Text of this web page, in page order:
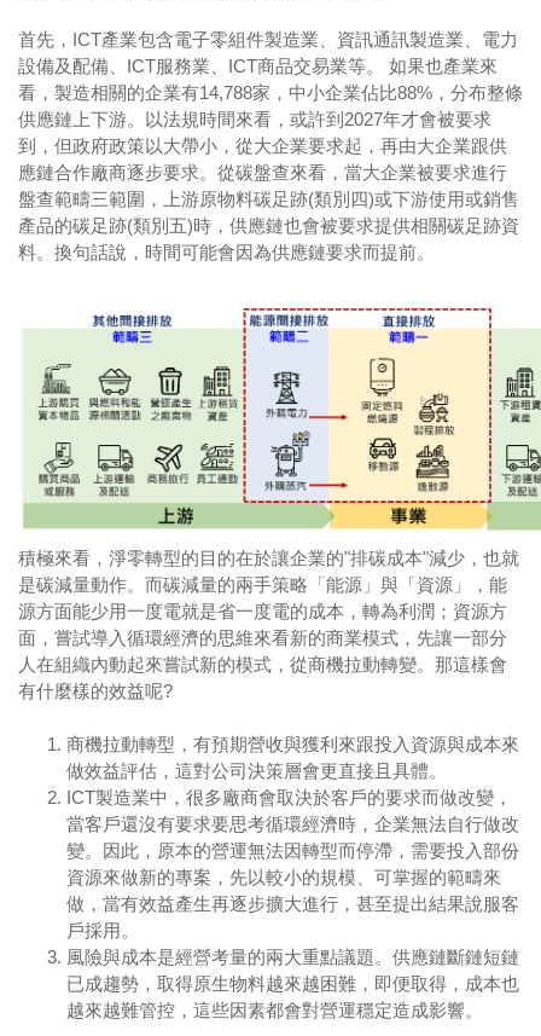
首先，ICT產業包含電子零組件製造業、資訊通訊製造業、電力
設備及配備、ICT服務業、ICT商品交易業等。 如果也產業來
看，製造相關的企業有14,788家，中小企業佔比88%，分布整條
供應鏈上下游。以法規時間來看，或許到2027年才會被要求
到，但政府政策以大帶小，從大企業要求起，再由大企業跟供
應鏈合作廠商逐步要求。從碳盤查來看，當大企業被要求進行
盤查範疇三範圍，上游原物料碳足跡(類別四)或下游使用或銷售
產品的碳足跡(類別五)時，供應鏈也會被要求提供相關碳足跡資
料。換句話說，時間可能會因為供應鏈要求而提前。
積極來看，淨零轉型的目的在於讓企業的"排碳成本"減少，也就
是碳減量動作。而碳減量的兩手策略「能源」與「資源」，能
源方面能少用一度電就是省一度電的成本，轉為利潤；資源方
面，嘗試導入循環經濟的思維來看新的商業模式，先讓一部分
人在組織內動起來嘗試新的模式，從商機拉動轉變。那這樣會
有什麼樣的效益呢?
商機拉動轉型，有預期營收與獲利來跟投入資源與成本來
做效益評估，這對公司決策層會更直接且具體。
ICT製造業中，很多廠商會取決於客戶的要求而做改變，
當客戶還沒有要求要思考循環經濟時，企業無法自行做改
變。因此，原本的營運無法因轉型而停滯，需要投入部份
資源來做新的專案，先以較小的規模、可掌握的範疇來
做，當有效益產生再逐步擴大進行，甚至提出結果說服客
戶採用。
風險與成本是經營考量的兩大重點議題。供應鏈斷鏈短鏈
已成趨勢，取得原生物料越來越困難，即便取得，成本也
越來越難管控，這些因素都會對營運穩定造成影響。